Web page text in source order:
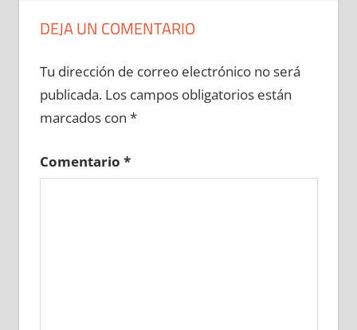
DEJA UN COMENTARIO
Tu dirección de correo electrónico no será
publicada. Los campos obligatorios están
marcados con *
Comentario *